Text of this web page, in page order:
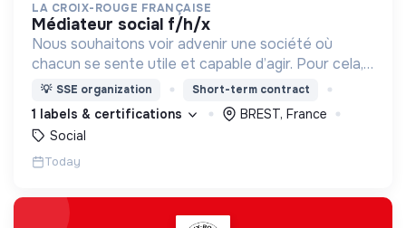
LA CROIX-ROUGE FRANÇAISE
médiateur social f/h/x
Nous souhaitons voir advenir une société où
chacun se sente utile et capable d’agir. Pour cela,
nous proposons des moyens et des lieux
d’engagement innovants et adaptés à tous.
💡 SSE organization Short-term contract
1 labels & certifications
BREST, France
Social
Today